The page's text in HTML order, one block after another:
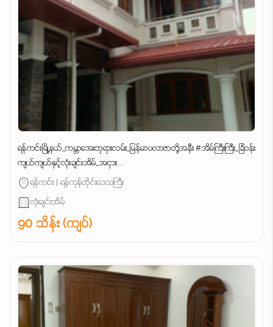
ရန်ကင်းမြို့နယ်_ကမ္ဘာအေးဘုရားလမ်း_မြန်မာပလာဇာတို့အနီး #အိမ်ကြီးကြီး_ခြံဝန်း
ကျယ်ကျယ်နှင့်လုံးချင်းအိမ်_အငှား...
ရန်ကင်း | ရန်ကုန်တိုင်းဒေသကြီး
လုံးချင်းအိမ်
90 သိန်း (ကျပ်)